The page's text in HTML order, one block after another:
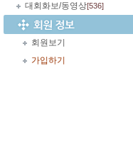
대회화보/동영상[536]
회원보기
가입하기